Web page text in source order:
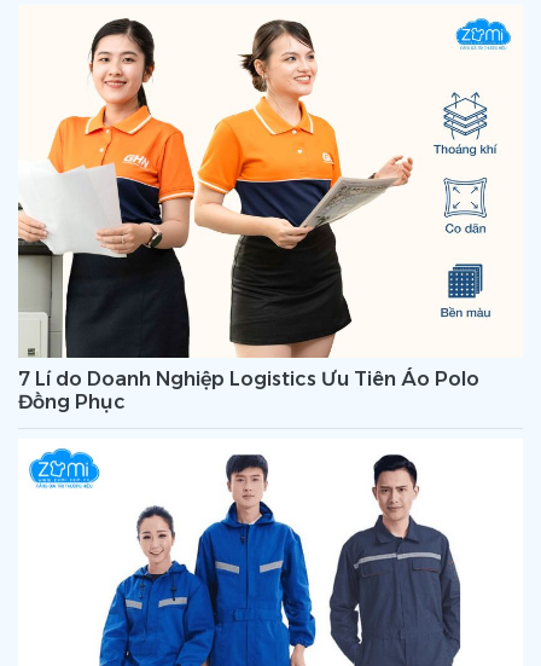
7 Lí do Doanh Nghiệp Logistics Ưu Tiên Áo Polo
Đồng Phục